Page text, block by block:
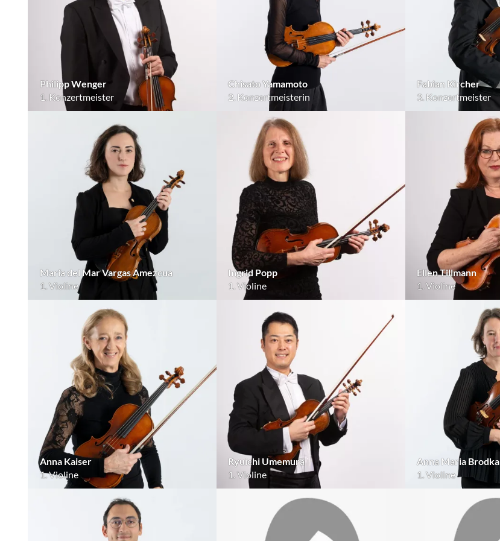
Philipp Wenger
1. Konzertmeister
Chisato Yamamoto
2. Konzertmeisterin
Fabian Kircher
3. Konzertmeister
María del Mar Vargas Amezcua
1. Violine
Ingrid Popp
1. Violine
Ellen Tillmann
1. Violine
Anna Kaiser
1. Violine
Ryuichi Umemura
1. Violine
Anna Maria Brodka
1. Violine